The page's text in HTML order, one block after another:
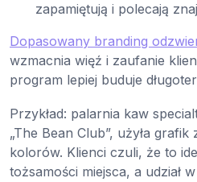
zapamiętują i polecają
Dopasowany branding
wzmacnia więź i zaufanie
program lepiej buduje
Przykład: palarnia kaw
„The Bean Club”, użyła
kolorów. Klienci czuli, że to
tożsamości miejsca, a udział